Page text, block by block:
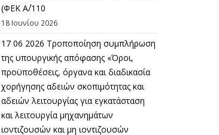
(ΦΕΚ Α΄/110
18 Ιουνίου 2026
17 06 2026 Τροποποίηση συμπλήρωση
της υπουργικής απόφασης «Όροι,
προϋποθέσεις, όργανα και διαδικασία
χορήγησης αδειών σκοπιμότητας και
αδειών λειτουργίας για εγκατάσταση
και λειτουργία μηχανημάτων
ιοντιζουσών και μη ιοντιζουσών